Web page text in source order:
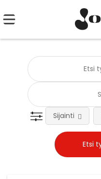
Sijainti